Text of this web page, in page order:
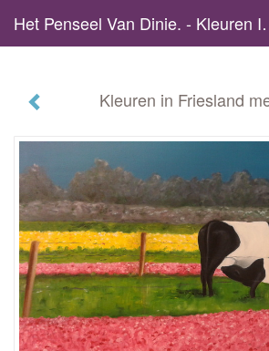
Het Penseel
Kleuren in Friesland